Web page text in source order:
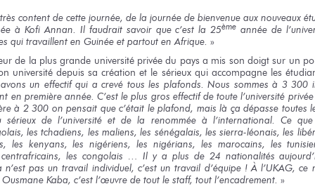
content de cette journée, de la journée de bienvenue aux nouveaux
à Kofi Annan. Il faudraitsavoir que c’estla 25ème année de
qui travaillent en Guinée et partout en Afrique. »
de la plus grande université privéedu pays a mis son doigt sur un
université depuis sa création et le sérieux qui accompagne les
un effectif qui a crevé tous les plafonds. Nous sommesà 3 300
en premièreannée.C’est le plus gros effectifde toute l’université
à 2 300 on pensait que c’était le plafond, mais là ça dépasse toutes
sérieux de l’université et de la renommée à l’international.
Ce
les tchadiens, les maliens, les sénégalais, les sierra-léonais, les
les kenyans, les nigériens, les nigérians, les marocains, les
les congolais … Il y a plus de 24 nationalités
n’est pas un travail individuel, c’est un travail d’équipe ! À l’UKAG, ce
Ousmane Kaba, c’est l’œuvre de tout le staff, tout l’encadrement. »